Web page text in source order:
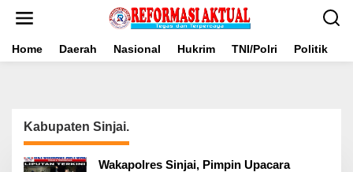
Home Daerah Nasional Hukrim TNI/Polri Politik
Kabupaten Sinjai.
Wakapolres Sinjai, Pimpin Upacara